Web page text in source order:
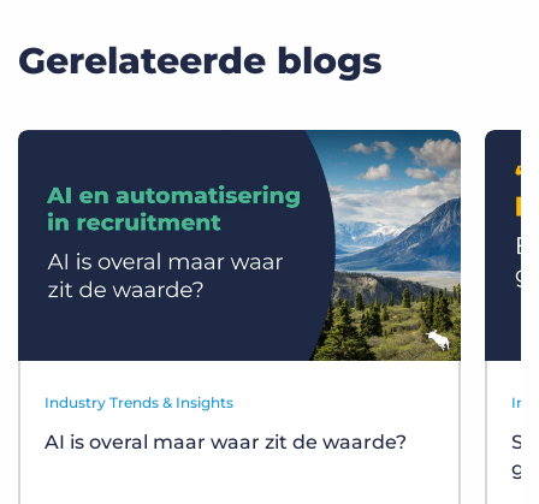
Gerelateerde blogs
Industry Trends & Insights
AI is overal maar waar zit de waarde?